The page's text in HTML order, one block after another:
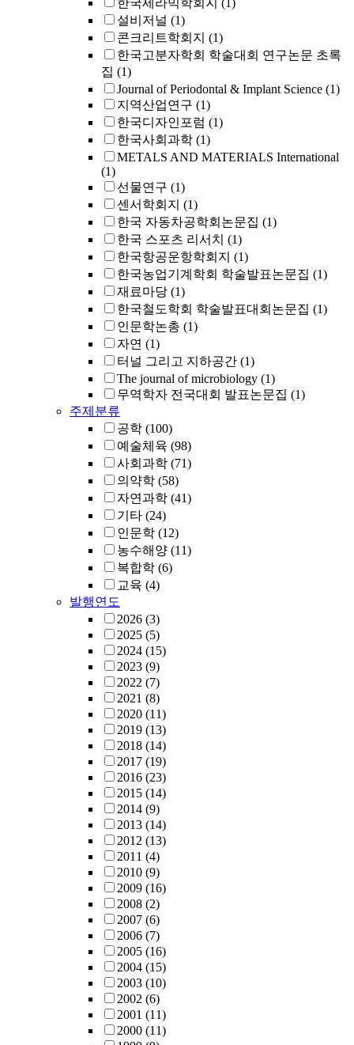
한국세라믹학회지 (1)
설비저널 (1)
콘크리트학회지 (1)
한국고분자학회 학술대회 연구논문 초록
집 (1)
Journal of Periodontal & Implant Science (1)
지역산업연구 (1)
한국디자인포럼 (1)
한국사회과학 (1)
METALS AND MATERIALS International
(1)
선물연구 (1)
센서학회지 (1)
한국 자동차공학회논문집 (1)
한국 스포츠 리서치 (1)
한국항공운항학회지 (1)
한국농업기계학회 학술발표논문집 (1)
재료마당 (1)
한국철도학회 학술발표대회논문집 (1)
인문학논총 (1)
자연 (1)
터널 그리고 지하공간 (1)
The journal of microbiology (1)
무역학자 전국대회 발표논문집 (1)
주제분류
공학 (100)
예술체육 (98)
사회과학 (71)
의약학 (58)
자연과학 (41)
기타 (24)
인문학 (12)
농수해양 (11)
복합학 (6)
교육 (4)
발행연도
2026 (3)
2025 (5)
2024 (15)
2023 (9)
2022 (7)
2021 (8)
2020 (11)
2019 (13)
2018 (14)
2017 (19)
2016 (23)
2015 (14)
2014 (9)
2013 (14)
2012 (13)
2011 (4)
2010 (9)
2009 (16)
2008 (2)
2007 (6)
2006 (7)
2005 (16)
2004 (15)
2003 (10)
2002 (6)
2001 (11)
2000 (11)